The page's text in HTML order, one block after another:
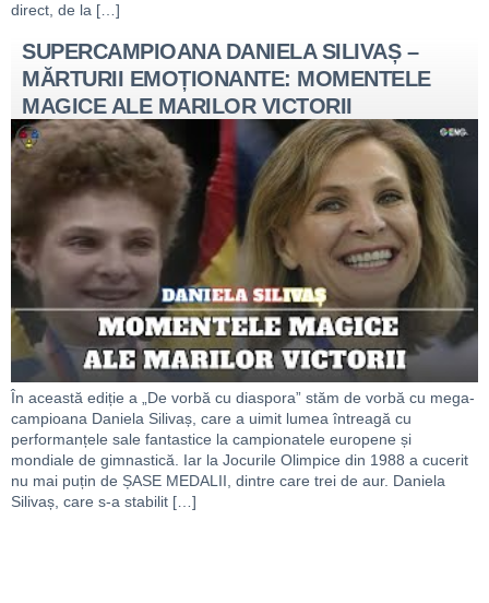
direct, de la […]
SUPERCAMPIOANA DANIELA SILIVAȘ –
MĂRTURII EMOȚIONANTE: MOMENTELE
MAGICE ALE MARILOR VICTORII
În această ediție a „De vorbă cu diaspora” stăm de vorbă cu mega-
campioana Daniela Silivaș, care a uimit lumea întreagă cu
performanțele sale fantastice la campionatele europene și
mondiale de gimnastică. Iar la Jocurile Olimpice din 1988 a cucerit
nu mai puțin de ȘASE MEDALII, dintre care trei de aur. Daniela
Silivaș, care s-a stabilit […]